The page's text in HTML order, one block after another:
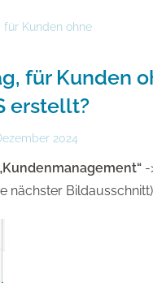
Kunden ohne
für Kunden
erstellt?
2024
-
nächster Bildausschnitt)